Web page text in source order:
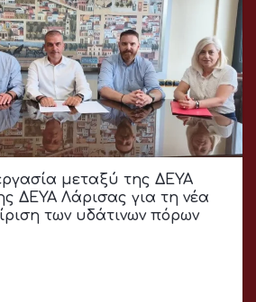
μεταξύ της ΔΕΥΑ
ΔΕΥΑ Λάρισας για τη νέα
των υδάτινων πόρων